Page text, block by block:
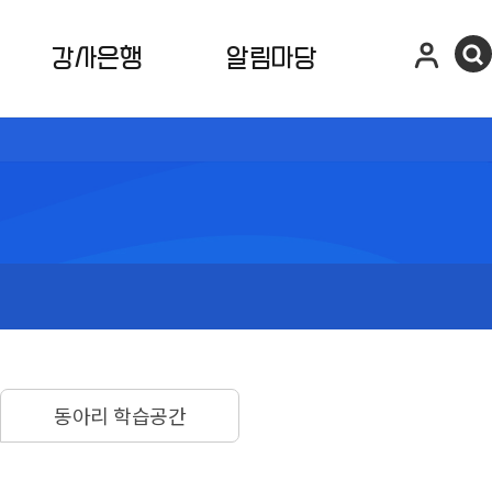
강사은행 알림마당
동아리 학습공간